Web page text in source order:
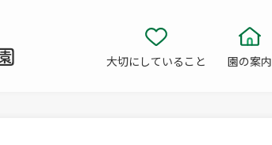
大切にしていること 園の案内